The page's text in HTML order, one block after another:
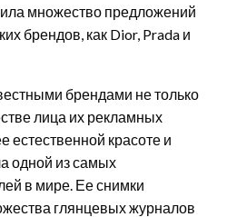
множество предложений
брендов, как Dior, Prada и
брендами не только
лица их рекламных
естественной красоте и
одной из самых
в мире. Ее снимки
глянцевых журналов